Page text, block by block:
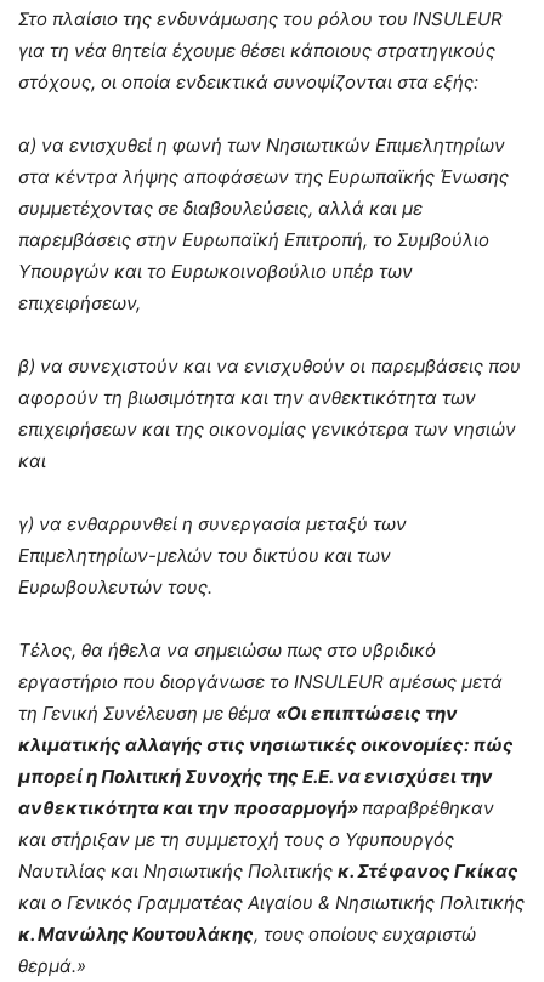
Στο πλαίσιο της ενδυνάμωσης του ρόλου του INSULEUR
για τη νέα θητεία έχουμε θέσει κάποιους στρατηγικούς
στόχους, οι οποία ενδεικτικά συνοψίζονται στα εξής:
α) να ενισχυθεί η φωνή των Νησιωτικών Επιμελητηρίων
στα κέντρα λήψης αποφάσεων της Ευρωπαϊκής Ένωσης
συμμετέχοντας σε διαβουλεύσεις, αλλά και με
παρεμβάσεις στην Ευρωπαϊκή Επιτροπή, το Συμβούλιο
Υπουργών και το Ευρωκοινοβούλιο υπέρ των
επιχειρήσεων,
β) να συνεχιστούν και να ενισχυθούν οι παρεμβάσεις που
αφορούν τη βιωσιμότητα και την ανθεκτικότητα των
επιχειρήσεων και της οικονομίας γενικότερα των νησιών
και
γ) να ενθαρρυνθεί η συνεργασία μεταξύ των
Επιμελητηρίων-μελών του δικτύου και των
Ευρωβουλευτών τους.
Τέλος, θα ήθελα να σημειώσω πως στο υβριδικό
εργαστήριο που διοργάνωσε το INSULEUR αμέσως μετά
τη Γενική Συνέλευση με θέμα «Οι επιπτώσεις την
κλιματικής αλλαγής στις νησιωτικές οικονομίες: πώς
μπορεί η Πολιτική Συνοχής της Ε.Ε. να ενισχύσει την
ανθεκτικότητα και την προσαρμογή» παραβρέθηκαν
και στήριξαν με τη συμμετοχή τους ο Υφυπουργός
Ναυτιλίας και Νησιωτικής Πολιτικής κ. Στέφανος Γκίκας
και ο Γενικός Γραμματέας Αιγαίου & Νησιωτικής Πολιτικής
κ. Μανώλης Κουτουλάκης, τους οποίους ευχαριστώ
θερμά.»